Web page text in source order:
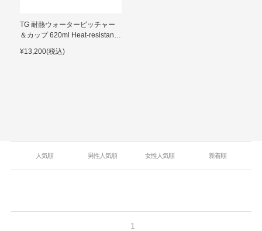
TG 耐熱ウォーターピッチャー
＆カップ 620ml Heat-resistant
¥13,200(税込)
人気順 男性人気順 女性人気順 新着順
1